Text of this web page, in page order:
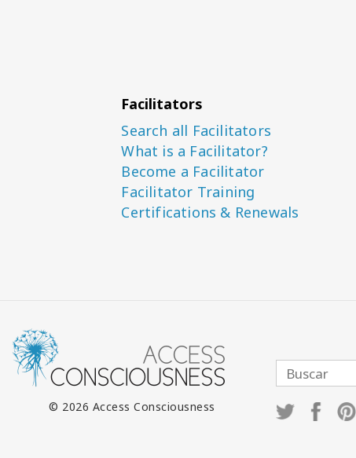
Facilitators
Search all Facilitators
What is a Facilitator?
Become a Facilitator
Facilitator Training
Certifications & Renewals
© 2026 Access Consciousness